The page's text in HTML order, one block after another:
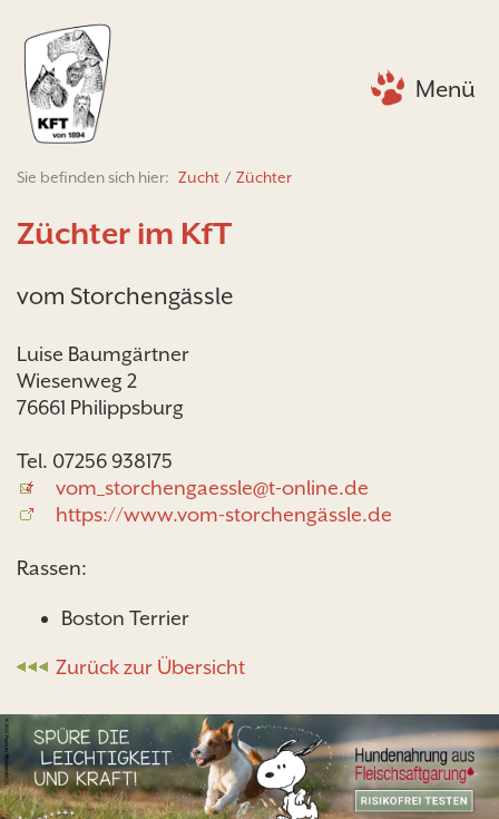
Menü
Sie befinden sich hier: Zucht / Züchter
Züchter im KfT
vom Storchengässle
Luise Baumgärtner
Wiesenweg 2
76661 Philippsburg
Tel. 07256 938175
vom_storchengaessle@t-online.de
https://www.vom-storchengässle.de
Rassen:
Boston Terrier
Zurück zur Übersicht